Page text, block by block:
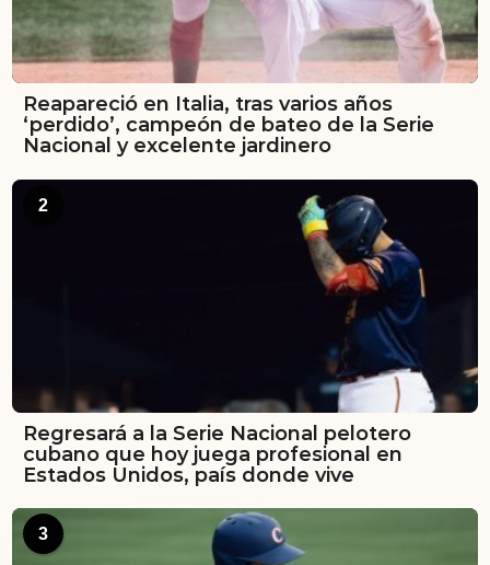
Reapareció en Italia, tras varios años
‘perdido’, campeón de bateo de la Serie
Nacional y excelente jardinero
2
Regresará a la Serie Nacional pelotero
cubano que hoy juega profesional en
Estados Unidos, país donde vive
3